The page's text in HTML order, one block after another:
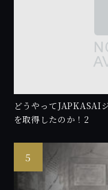
どうやってJAPKASAI
を取得したのか！2